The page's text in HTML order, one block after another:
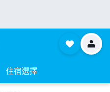
住宿選擇